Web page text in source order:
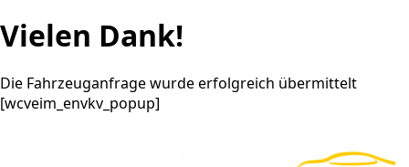
Vielen Dank!
Die Fahrzeuganfrage wurde erfolgreich übermittelt
[wcveim_envkv_popup]